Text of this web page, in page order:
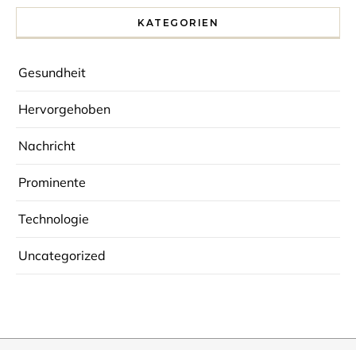
KATEGORIEN
Gesundheit
Hervorgehoben
Nachricht
Prominente
Technologie
Uncategorized